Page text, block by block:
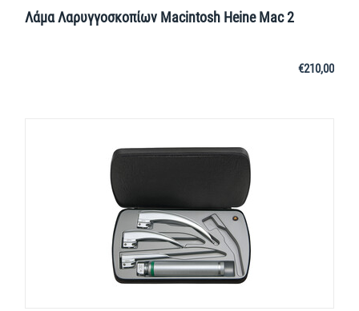
Λάμα Λαρυγγοσκοπίων Macintosh Heine Mac 2
€210,00